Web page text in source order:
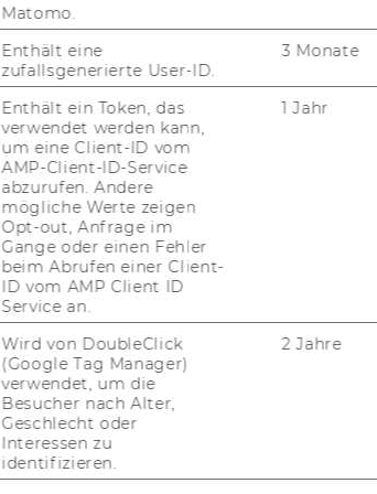
Matomo.
Enthält eine
zufallsgenerierte User-ID.
3 Monate
Enthält ein Token, das
verwendet werden kann,
um eine Client-ID vom
AMP-Client-ID-Service
abzurufen. Andere
mögliche Werte zeigen
Opt-out, Anfrage im
Gange oder einen Fehler
beim Abrufen einer Client-
ID vom AMP Client ID
Service an.
1 Jahr
Wird von DoubleClick
(Google Tag Manager)
verwendet, um die
Besucher nach Alter,
Geschlecht oder
Interessen zu
identifizieren.
2 Jahre